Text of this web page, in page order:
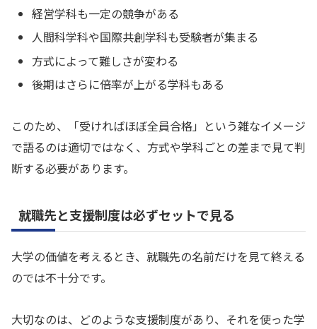
経営学科も一定の競争がある
人間科学科や国際共創学科も受験者が集まる
方式によって難しさが変わる
後期はさらに倍率が上がる学科もある
このため、「受ければほぼ全員合格」という雑なイメージ
で語るのは適切ではなく、方式や学科ごとの差まで見て判
断する必要があります。
就職先と支援制度は必ずセットで見る
大学の価値を考えるとき、就職先の名前だけを見て終える
のでは不十分です。
大切なのは、どのような支援制度があり、それを使った学